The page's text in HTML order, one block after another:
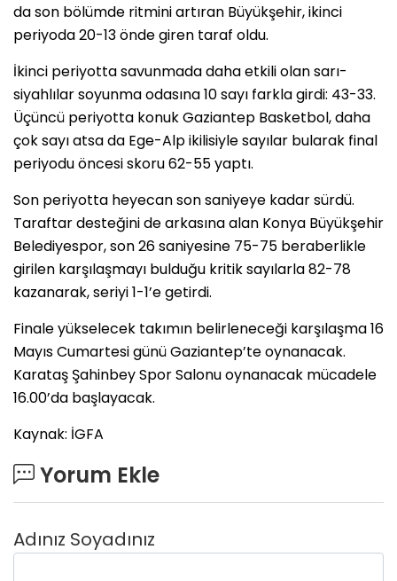
da son bölümde ritmini artıran Büyükşehir, ikinci
periyoda 20-13 önde giren taraf oldu.
İkinci periyotta savunmada daha etkili olan sarı-
siyahlılar soyunma odasına 10 sayı farkla girdi: 43-33.
Üçüncü periyotta konuk Gaziantep Basketbol, daha
çok sayı atsa da Ege-Alp ikilisiyle sayılar bularak final
periyodu öncesi skoru 62-55 yaptı.
Son periyotta heyecan son saniyeye kadar sürdü.
Taraftar desteğini de arkasına alan Konya Büyükşehir
Belediyespor, son 26 saniyesine 75-75 beraberlikle
girilen karşılaşmayı bulduğu kritik sayılarla 82-78
kazanarak, seriyi 1-1’e getirdi.
Finale yükselecek takımın belirleneceği karşılaşma 16
Mayıs Cumartesi günü Gaziantep’te oynanacak.
Karataş Şahinbey Spor Salonu oynanacak mücadele
16.00’da başlayacak.
Kaynak: İGFA
Yorum Ekle
Adınız Soyadınız